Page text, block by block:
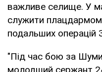
важливе селище. У
служити
подальших операцій
"Під час бою за Шуми
молодший сержант